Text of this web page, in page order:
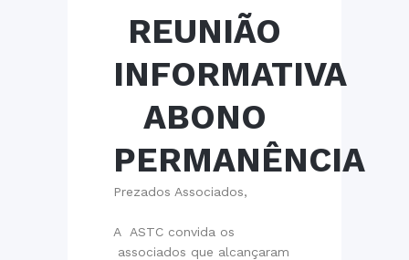
REUNIÃO
INFORMATIVA
ABONO
PERMANÊNCIA
Prezados Associados,
A ASTC convida os
associados que alcançaram